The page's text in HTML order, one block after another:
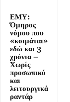
ΕΜΥ:
Όμηρος
νόμου που
«κοιμάται»
εδώ και 3
χρόνια –
Χωρίς
προσωπικό
και
λειτουργικά
ραντάρ